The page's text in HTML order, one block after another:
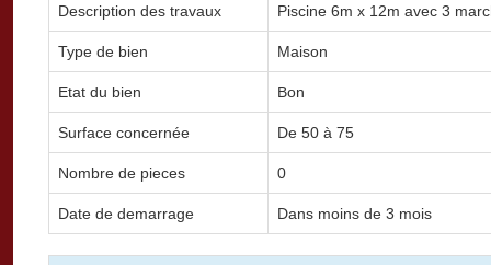
Description des travaux Piscine 6m x 12m avec 3
Type de bien Maison
Etat du bien Bon
Surface concernée De 50 à 75
Nombre de pieces 0
Date de demarrage Dans moins de 3 mois